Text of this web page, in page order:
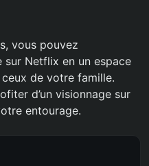
vous pouvez
Netflix en un espace
de votre famille.
d’un visionnage sur
entourage.